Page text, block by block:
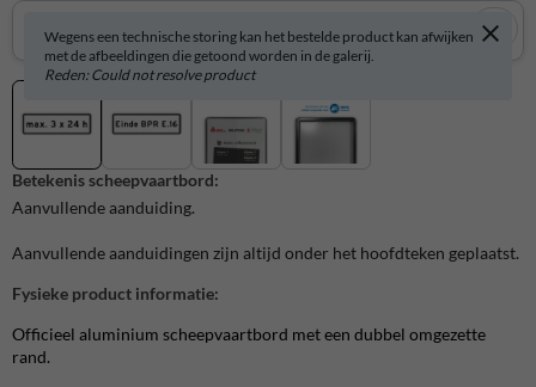
Wegens een technische storing kan het bestelde product kan afwijken
met de afbeeldingen die getoond worden in de galerij.
Reden: Could not resolve product
Betekenis scheepvaartbord:
Aanvullende aanduiding.
Aanvullende aanduidingen zijn altijd onder het hoofdteken geplaatst.
Fysieke product informatie:
Officieel aluminium scheepvaartbord met een dubbel omgezette
rand.